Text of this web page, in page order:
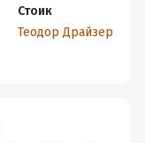
Стоик
Теодор Драйзер